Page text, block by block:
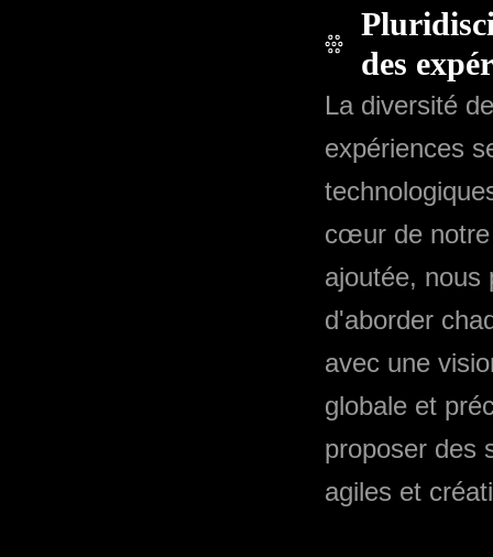
des
La diversité
expériences
cœur de notre
ajoutée, nous
d'aborder
avec une
globale et
proposer des
agiles et